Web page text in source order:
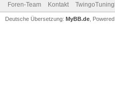
Foren-Team Kontakt
Deutsche Übersetzung: MyBB.de ,